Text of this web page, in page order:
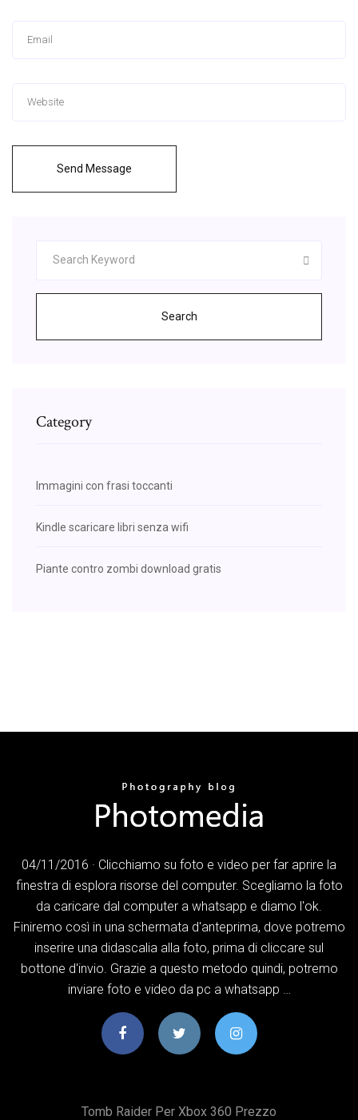
Send Message
Search
Category
Immagini con frasi toccanti
Kindle scaricare libri senza wifi
Piante contro zombi download gratis
04/11/2016 · Clicchiamo su foto e video per far aprire la
finestra di esplora risorse del computer. Scegliamo la foto
da caricare dal computer a whatsapp e diamo l'ok.
Finiremo così in una schermata d'anteprima, dove potremo
inserire una didascalia alla foto, prima di cliccare sul
bottone d'invio. Grazie a questo metodo quindi, potremo
inviare foto e video da pc a whatsapp …
Tomb Raider Per Xbox 360 Prezzo